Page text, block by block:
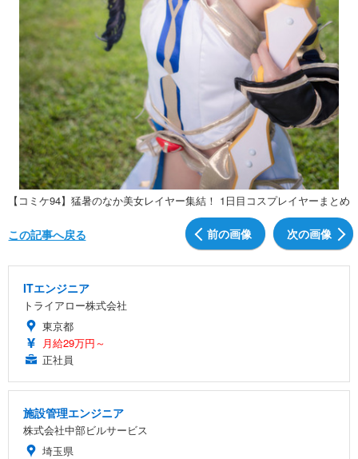
【コミケ94】猛暑のなか美女レイヤー集結！ 1日目コスプレイヤーまとめ
前の画像 次の画像
この記事へ戻る
ITエンジニア
トライアロー株式会社
東京都
月給29万円～
正社員
施設管理エンジニア
株式会社中部ビルサービス
埼玉県